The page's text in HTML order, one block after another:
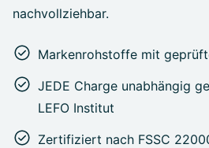
nachvollziehbar.
Markenrohstoffe mit
JEDE Charge unabhängig
LEFO Institut
Zertifiziert nach FSSC